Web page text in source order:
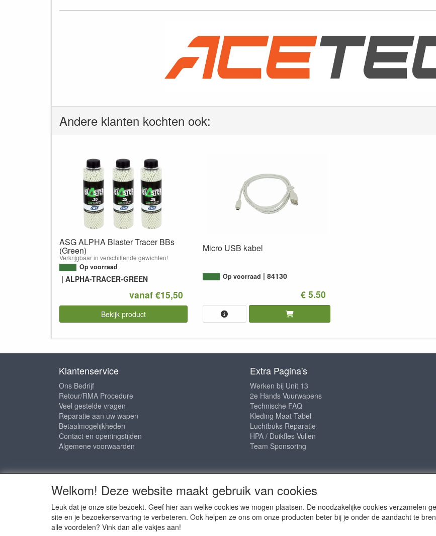
Andere klanten kochten ook:
ASG ALPHA Blaster Tracer BBs
(Green)
Verkrijgbaar in verschillende gewichten!
Op voorraad
ALPHA-TRACER-GREEN
vanaf €15,50
Bekijk product
Micro USB kabel
Op voorraad 84130
€ 5.50
Klantenservice
Ons Bedrijf
Retour/RMA Procedure
Veel gestelde vragen
Reparatie aan uw wapen
Betaalmogelijkheden
Contact en openingstijden
Algemene voorwaarden
Extra Pagina's
Werken bij Unit 13
2e Hands Vuurwapens
Technische FAQ
Kleding Maat Tabel
Luchtbuks Reparatie
HPA / Duikfles Vullen
Team Sponsoring
Welkom! Deze website maakt gebruik van cookies
Leuk dat je onze site bezoekt. Geef hier aan welke cookies we mogen plaatsen. De noodzakelijke cookies verzamelen
site en je bezoekerservaring te verbeteren. Ook helpen ze ons om onze producten beter bij je onder de aandacht te
alle voordelen? Vink dan alle vakjes aan!